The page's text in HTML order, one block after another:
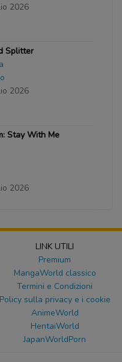
2026
Splitter
2026
Stay With Me
2026
LINK UTILI
Premium
MangaWorld classico
Termini e Condizioni
Policy sulla privacy e i cookie
AnimeWorld
HentaiWorld
JapanWorldPorn